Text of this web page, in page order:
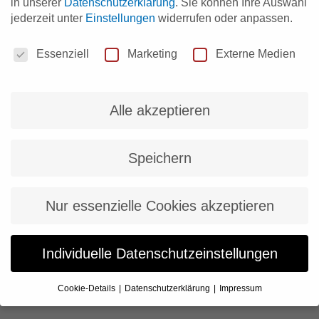
Das Herman Hollerith Zentrum
Michaela Dinkelacker
15. September 2020
Digital Blog , Partner und Netzwerk
jederzeit unter Einstellungen widerrufen oder anpassen.
Essenziell
Marketing Externe Medien
Alle akzeptieren
Speichern
Nur essenzielle Cookies akzeptieren
Individuelle Datenschutzeinstellungen
Cookie-Details Datenschutzerklärung Impressum
Datenschutzeinstellungen